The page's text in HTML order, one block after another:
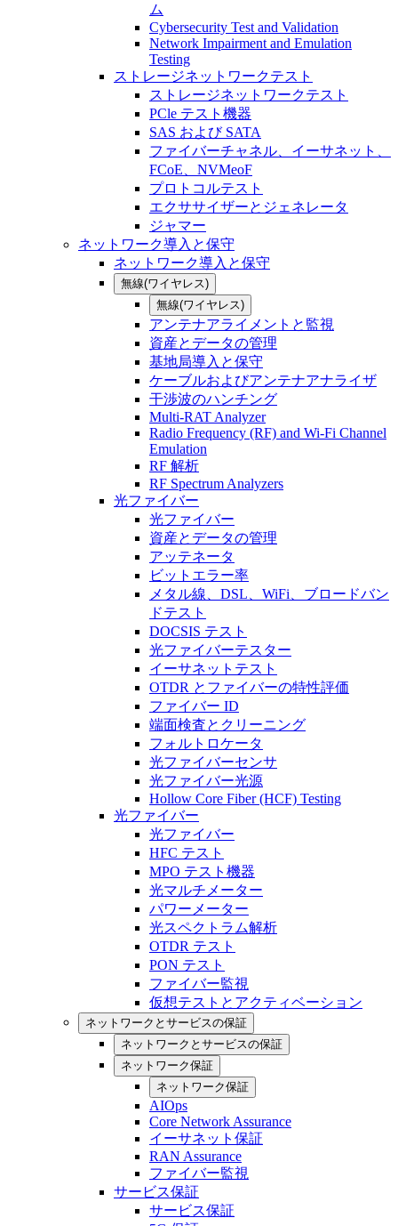
ム
Cybersecurity Test and Validation
Network Impairment and Emulation
Testing
ストレージネットワークテスト
ストレージネットワークテスト
PCle テスト機器
SAS および SATA
ファイバーチャネル、イーサネット、
FCoE、NVMeoF
プロトコルテスト
エクササイザーとジェネレータ
ジャマー
ネットワーク導入と保守
ネットワーク導入と保守
無線(ワイヤレス)
無線(ワイヤレス)
アンテナアライメントと監視
資産とデータの管理
基地局導入と保守
ケーブルおよびアンテナアナライザ
干渉波のハンチング
Multi-RAT Analyzer
Radio Frequency (RF) and Wi-Fi Channel
Emulation
RF 解析
RF Spectrum Analyzers
光ファイバー
光ファイバー
資産とデータの管理
アッテネータ
ビットエラー率
メタル線、DSL、WiFi、ブロードバン
ドテスト
DOCSIS テスト
光ファイバーテスター
イーサネットテスト
OTDR とファイバーの特性評価
ファイバー ID
端面検査とクリーニング
フォルトロケータ
光ファイバーセンサ
光ファイバー光源
Hollow Core Fiber (HCF) Testing
光ファイバー
光ファイバー
HFC テスト
MPO テスト機器
光マルチメーター
パワーメーター
光スペクトラム解析
OTDR テスト
PON テスト
ファイバー監視
仮想テストとアクティベーション
ネットワークとサービスの保証
ネットワークとサービスの保証
ネットワーク保証
ネットワーク保証
AIOps
Core Network Assurance
イーサネット保証
RAN Assurance
ファイバー監視
サービス保証
サービス保証